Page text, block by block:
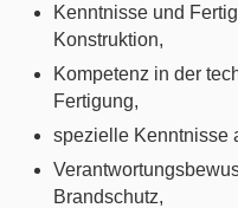
Kenntnisse und
Konstruktion,
Kompetenz in der
Fertigung,
spezielle Kenntnisse
Brandschutz,